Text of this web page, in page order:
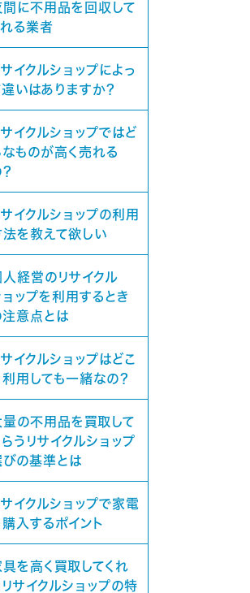
間に不用品を回収して
れる業者
サイクルショップによっ
いはありますか？
サイクルショップではど
なものが高く売れる
サイクルショップの利用
法を教えて欲しい
人経営のリサイクル
ョップを利用するとき
注意点とは
サイクルショップはどこ
用しても一緒なの？
量の不用品を買取して
うリサイクルショップ
びの基準とは
サイクルショップで家電
入するポイント
具を高く買取してくれ
サイクルショップの特